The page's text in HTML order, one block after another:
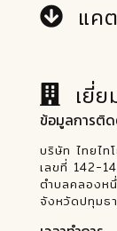
แค
เยี่
ข้อมูลการติ
บริษัท ไทยไท
เลขที่ 142-
ตำบลคลองห
จังหวัดปทุมธ